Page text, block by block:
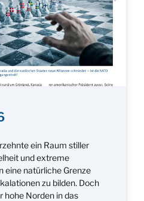
ein Raum stiller
und extreme
eine natürliche Grenze
zu bilden. Doch
hohe Norden in das